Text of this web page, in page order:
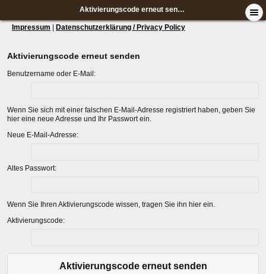
Aktivierungscode erneut senden
Impressum Datenschutzerklärung / Privacy Policy
Aktivierungscode erneut senden
Benutzername oder E-Mail:
Wenn Sie sich mit einer falschen E-Mail-Adresse registriert haben, geben Sie
hier eine neue Adresse und Ihr Passwort ein.
Neue E-Mail-Adresse:
Altes Passwort:
Wenn Sie Ihren Aktivierungscode wissen, tragen Sie ihn hier ein.
Aktivierungscode:
Aktivierungscode erneut senden